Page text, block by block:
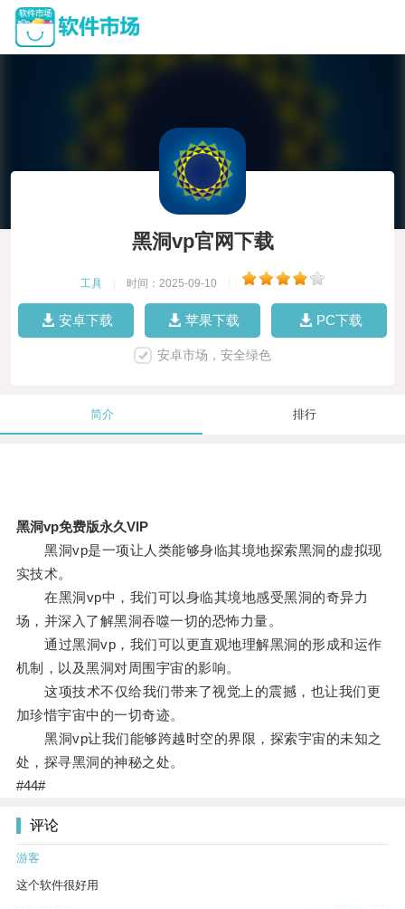
黑洞vp官网下载
工具 时间：2025-09-10
安卓下载 苹果下载 PC下载
安卓市场，安全绿色
简介 排行
黑洞vp免费版永久VIP
黑洞vp是一项让人类能够身临其境地探索黑洞的虚拟现
实技术。
在黑洞vp中，我们可以身临其境地感受黑洞的奇异力
场，并深入了解黑洞吞噬一切的恐怖力量。
通过黑洞vp，我们可以更直观地理解黑洞的形成和运作
机制，以及黑洞对周围宇宙的影响。
这项技术不仅给我们带来了视觉上的震撼，也让我们更
加珍惜宇宙中的一切奇迹。
黑洞vp让我们能够跨越时空的界限，探索宇宙的未知之
处，探寻黑洞的神秘之处。
#44#
评论
游客
这个软件很好用